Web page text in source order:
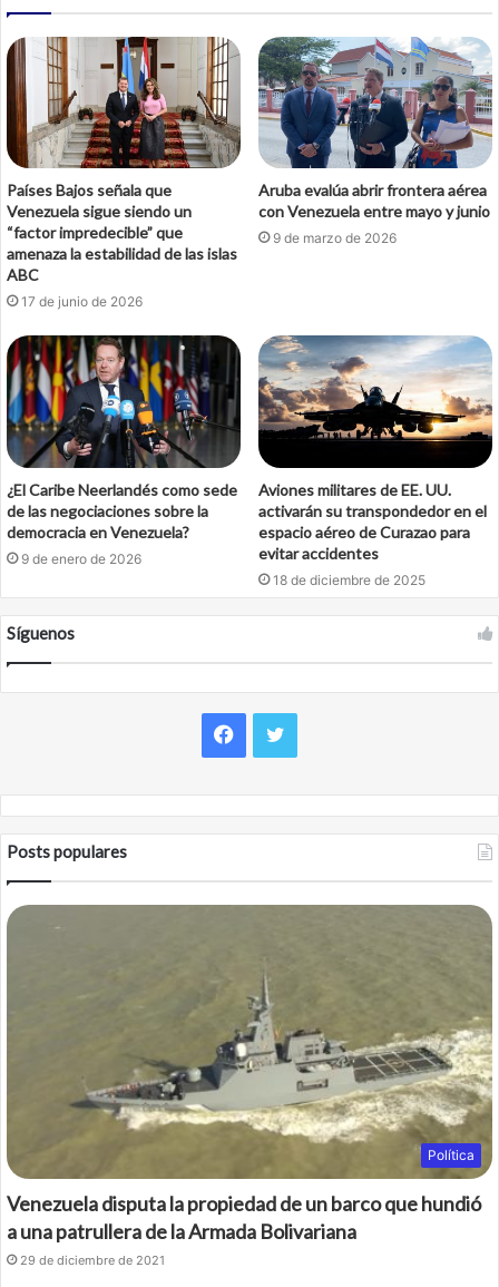
Países Bajos señala que
Venezuela sigue siendo un
“factor impredecible” que
amenaza la estabilidad de las islas
ABC
17 de junio de 2026
Aruba evalúa abrir frontera aérea
con Venezuela entre mayo y junio
9 de marzo de 2026
¿El Caribe Neerlandés como sede
de las negociaciones sobre la
democracia en Venezuela?
9 de enero de 2026
Aviones militares de EE. UU.
activarán su transpondedor en el
espacio aéreo de Curazao para
evitar accidentes
18 de diciembre de 2025
Síguenos
Facebook
Twitter
Posts populares
Política
Venezuela disputa la propiedad de un barco que hundió
a una patrullera de la Armada Bolivariana
29 de diciembre de 2021